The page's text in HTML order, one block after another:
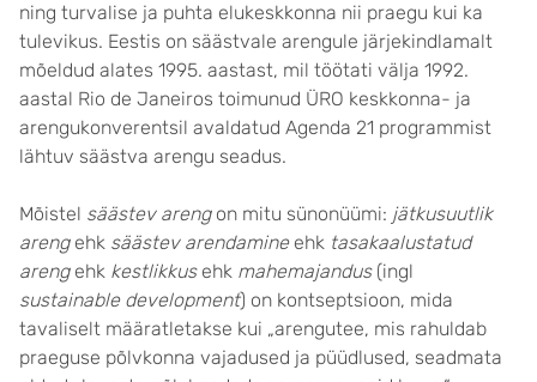
ning turvalise ja puhta elukeskkonna nii praegu kui ka
tulevikus. Eestis on säästvale arengule järjekindlamalt
mõeldud alates 1995. aastast, mil töötati välja 1992.
aastal Rio de Janeiros toimunud ÜRO keskkonna- ja
arengukonverentsil avaldatud Agenda 21 programmist
lähtuv säästva arengu seadus.
Mõistel säästev arengon mitu sünonüümi: jätkusuutlik
arengehk säästev arendamineehk tasakaalustatud
arengehk kestlikkusehk mahemajandus(ingl
sustainable development) on kontseptsioon, mida
tavaliselt määratletakse kui „arengutee, mis rahuldab
praeguse põlvkonna vajadused ja püüdlused, seadmata